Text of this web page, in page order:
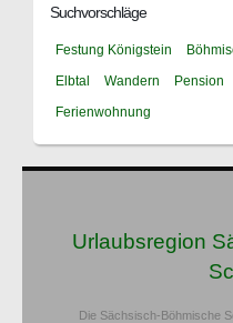
Suchvorschläge
Festung Königstein
Elbtal
Wandern Pension
Ferienwohnung
Urlaubsregion
Die Sächsisch-Böhmische